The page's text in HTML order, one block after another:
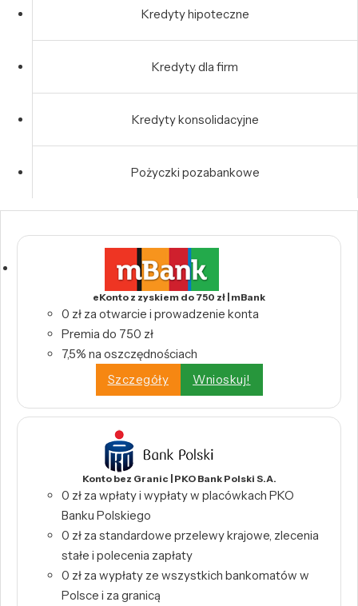
Kredyty hipoteczne
Kredyty dla firm
Kredyty konsolidacyjne
Pożyczki pozabankowe
eKonto z zyskiem do 750 zł | mBank
0 zł za otwarcie i prowadzenie konta
Premia do 750 zł
7,5% na oszczędnościach
Szczegóły
Wnioskuj!
Konto bez Granic | PKO Bank Polski S.A.
0 zł za wpłaty i wypłaty w placówkach PKO
Banku Polskiego
0 zł za standardowe przelewy krajowe, zlecenia
stałe i polecenia zapłaty
0 zł za wypłaty ze wszystkich bankomatów w
Polsce i za granicą